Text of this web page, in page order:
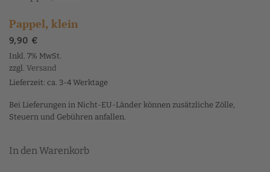
Pappel, klein
9,90 €
Inkl. 7% MwSt.
zzgl. Versand
Lieferzeit: ca. 3-4 Werktage
Bei Lieferungen in Nicht-EU-Länder können zusätzliche Zölle,
Steuern und Gebühren anfallen.
In den Warenkorb